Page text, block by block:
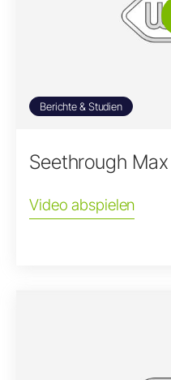
Berichte & Studien
Seethrough
Video abspielen